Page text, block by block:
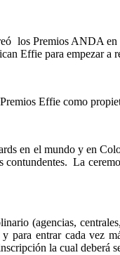
los Premios ANDA
Effie para empezar a
Effie como
en el mundo y en
La
(agencias,
y para entrar cada
la cual deberá